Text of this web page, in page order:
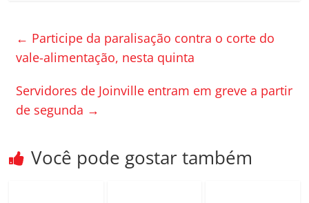
e
b
o
k
er p
ar
h
← Participe da paralisação contra o corte do
vale-alimentação, nesta quinta
Servidores de Joinville entram em greve a partir
de segunda →
Você pode gostar também